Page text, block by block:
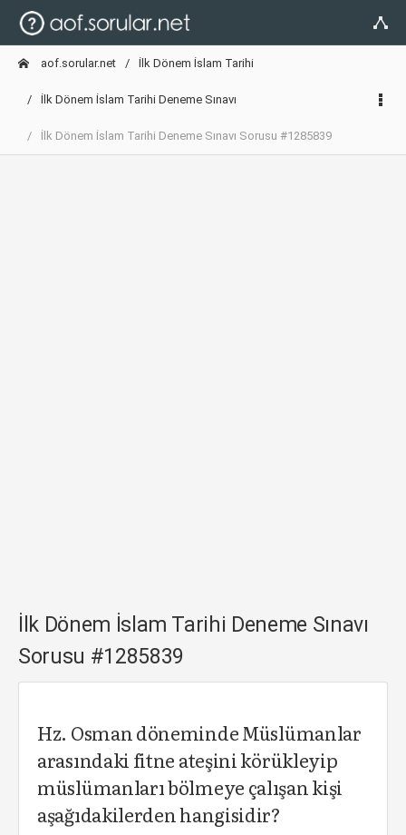
aof.sorular.net İlk Dönem İslam Tarihi
İlk Dönem İslam Tarihi Deneme Sınavı
İlk Dönem İslam Tarihi Deneme Sınavı Sorusu #1285839
İlk Dönem İslam Tarihi Deneme Sınavı
Sorusu #1285839
Hz. Osman döneminde Müslümanlar
arasındaki fitne ateşini körükleyip
müslümanları bölmeye çalışan kişi
aşağıdakilerden hangisidir?